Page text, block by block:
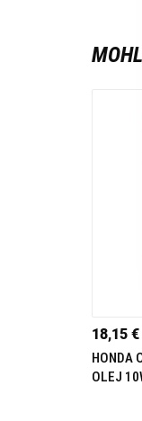
18,15 €
HONDA
OLEJ